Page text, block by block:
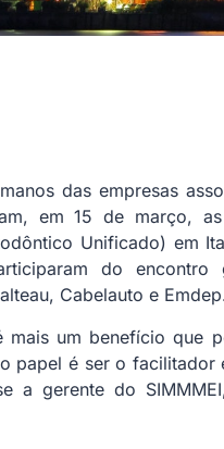
das empresas
em 15 de março,
Unificado) em
do encontro
Cabelauto e
mais um benefício que
papel é ser o facilitador
a gerente do